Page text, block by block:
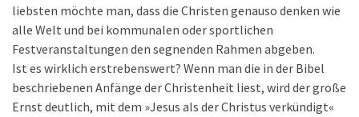
liebsten möchte man, dass die Christen genauso denken wie
alle Welt und bei kommunalen oder sportlichen
Festveranstaltungen den segnenden Rahmen abgeben.
Ist es wirklich erstrebenswert? Wenn man die in der Bibel
beschriebenen Anfänge der Christenheit liest, wird der große
Ernst deutlich, mit dem »Jesus als der Christus verkündigt«